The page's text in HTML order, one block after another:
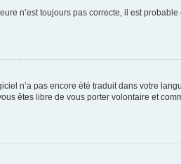
n’est toujours pas correcte, il est
n’a pas encore été traduit dans votre
êtes libre de vous porter volontaire et